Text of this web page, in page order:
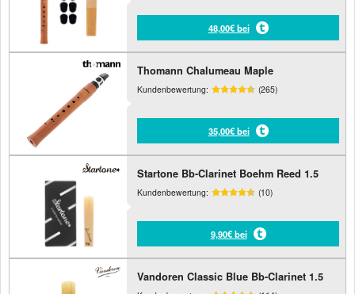
48,00€ bei
Thomann Chalumeau Maple
Kundenbewertung: (265)
35,00€ bei
Startone Bb-Clarinet Boehm Reed 1.5
Kundenbewertung: (10)
9,90€ bei
Vandoren Classic Blue Bb-Clarinet 1.5